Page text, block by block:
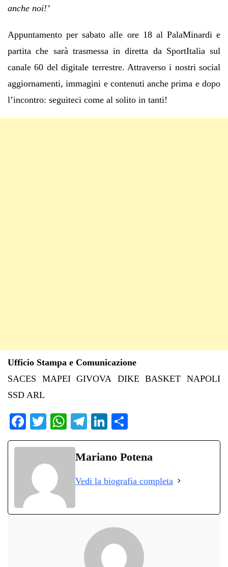
anche noi!’
Appuntamento per sabato alle ore 18 al PalaMinardi e
partita che sarà trasmessa in diretta da SportItalia sul
canale 60 del digitale terrestre. Attraverso i nostri social
aggiornamenti, immagini e contenuti anche prima e dopo
l’incontro: seguiteci come al solito in tanti!
Ufficio Stampa e Comunicazione
SACES MAPEI GIVOVA DIKE BASKET NAPOLI
SSD ARL
Fa
ce
ok
T
wi
r
W
ha
ts
pp
Te
le
gr
m
Li
nk
ed
on
di
di
Mariano Potena
Vedi la biografia completa